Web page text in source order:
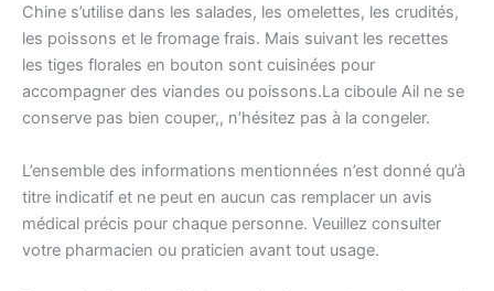
Chine s’utilise dans les salades, les omelettes, les crudités,
les poissons et le fromage frais. Mais suivant les recettes
les tiges florales en bouton sont cuisinées pour
accompagner des viandes ou poissons.La ciboule Ail ne se
conserve pas bien couper,, n’hésitez pas à la congeler.
L’ensemble des informations mentionnées n’est donné qu’à
titre indicatif et ne peut en aucun cas remplacer un avis
médical précis pour chaque personne. Veuillez consulter
votre pharmacien ou praticien avant tout usage.